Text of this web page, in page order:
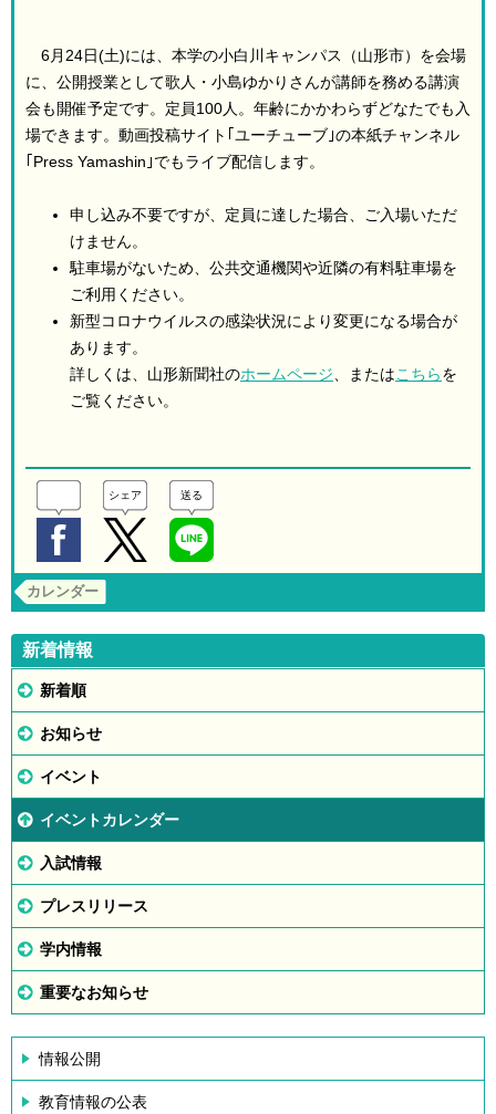
6月24日(土)には、本学の小白川キャンパス（山形市）を会場
に、公開授業として歌人・小島ゆかりさんが講師を務める講演
会も開催予定です。定員100人。年齢にかかわらずどなたでも入
場できます。動画投稿サイト｢ユーチューブ｣の本紙チャンネル
｢Press Yamashin｣でもライブ配信します。
申し込み不要ですが、定員に達した場合、ご入場いただ
けません。
駐車場がないため、公共交通機関や近隣の有料駐車場を
ご利用ください。
新型コロナウイルスの感染状況により変更になる場合が
あります。
詳しくは、山形新聞社のホームページ 、またはこちらを
ご覧ください。
シェア 送る
カレンダー
新着情報
新着順
お知らせ
イベント
イベントカレンダー
入試情報
プレスリリース
学内情報
重要なお知らせ
情報公開
教育情報の公表